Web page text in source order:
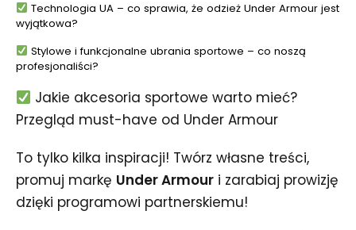
Technologia UA – co sprawia, że odzież Under Armour jest
wyjątkowa?
Stylowe i funkcjonalne ubrania sportowe – co noszą
profesjonaliści?
Jakie akcesoria sportowe warto mieć?
Przegląd must-have od Under Armour
To tylko kilka inspiracji! Twórz własne treści,
promuj markę Under Armour i zarabiaj prowizję
dzięki programowi partnerskiemu!